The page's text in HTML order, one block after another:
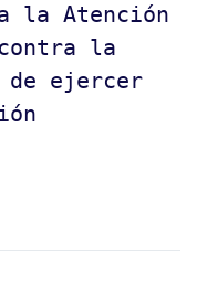
la Atención
la
de ejercer